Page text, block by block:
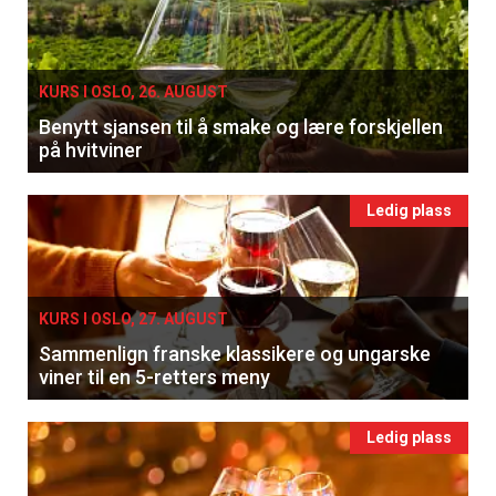
KURS I OSLO, 26. AUGUST
Benytt sjansen til å smake og lære forskjellen
på hvitviner
Ledig plass
KURS I OSLO, 27. AUGUST
Sammenlign franske klassikere og ungarske
viner til en 5-retters meny
Ledig plass